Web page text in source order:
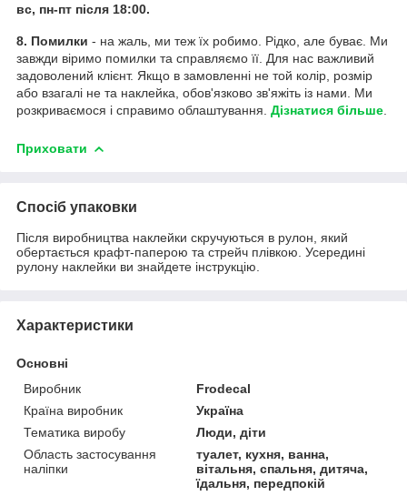
вс, пн-пт після 18:00.
8. Помилки - на жаль, ми теж їх робимо. Рідко, але буває. Ми
завжди віримо помилки та справляємо її. Для нас важливий
задоволений клієнт. Якщо в замовленні не той колір, розмір
або взагалі не та наклейка, обов'язково зв'яжіть із нами. Ми
розкриваємося і справимо облаштування. Дізнатися більше
Приховати
Спосіб упаковки
Після виробництва наклейки скручуються в рулон, який
обертається крафт-паперою та стрейч плівкою. Усередині
рулону наклейки ви знайдете інструкцію.
Характеристики
Основні
Виробник
Frodecal
Країна виробник
Україна
Тематика виробу
Люди, діти
Область застосування
наліпки
туалет, кухня, ванна,
вітальня, спальня, дитяча,
їдальня, передпокій